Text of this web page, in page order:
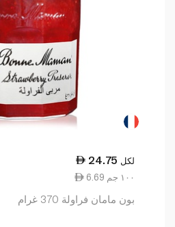
24.75 لكل
6.69 ١٠٠ جم
بون مامان فراولة 370 غرام